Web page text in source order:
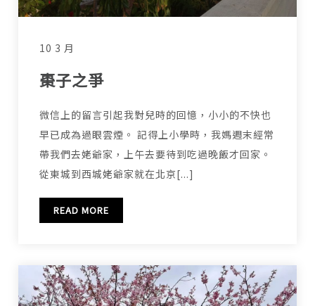
10 3 月
棗子之爭
微信上的留言引起我對兒時的回憶，小小的不快也
早已成為過眼雲煙。 記得上小學時，我媽週末經常
帶我們去姥爺家，上午去要待到吃過晚飯才回家。
從東城到西城姥爺家就在北京[...]
READ MORE